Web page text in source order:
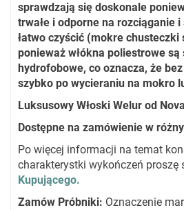
sprawdzają się doskonale
trwałe i odporne na rozciąganie
łatwo czyścić (mokre chusteczki
ponieważ włókna poliestrowe są
hydrofobowe, co oznacza, że
szybko po wycieraniu na mokro
Luksusowy Włoski Welur od
Dostępne na zamówienie w
Po więcej informacji na temat
charakterystki wykończeń proszę
Kupującego.
Zamów Próbniki: Oznaczenie